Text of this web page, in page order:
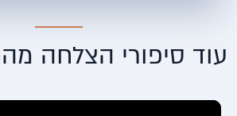
עוד סיפורי הצלחה